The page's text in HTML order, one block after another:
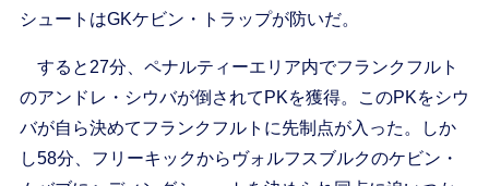
シュートはGKケビン・トラップが防いだ。
すると27分、ペナルティーエリア内でフランクフルト
のアンドレ・シウバが倒されてPKを獲得。このPKをシウ
バが自ら決めてフランクフルトに先制点が入った。しか
し58分、フリーキックからヴォルフスブルクのケビン・